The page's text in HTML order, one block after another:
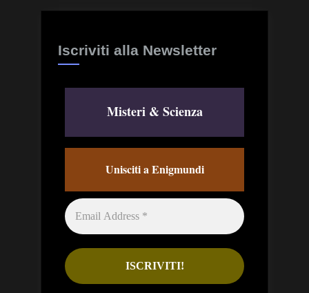
Iscriviti alla Newsletter
Misteri & Scienza
Unisciti a Enigmundi